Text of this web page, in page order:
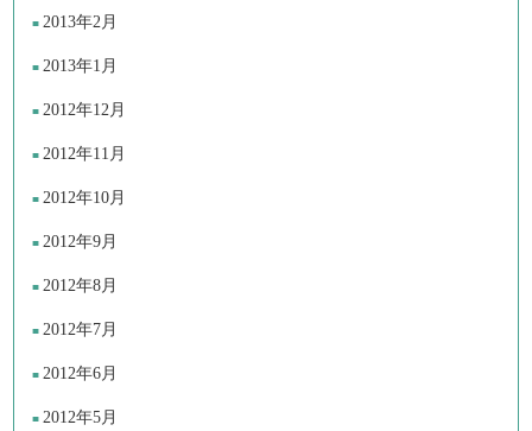
2013年2月
2013年1月
2012年12月
2012年11月
2012年10月
2012年9月
2012年8月
2012年7月
2012年6月
2012年5月